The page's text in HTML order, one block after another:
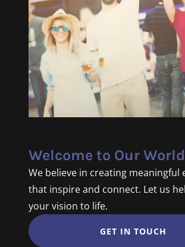
Welcome to Our World
We believe in creating meaningful
that inspire and connect. Let us
your vision to life.
GET IN TOUCH